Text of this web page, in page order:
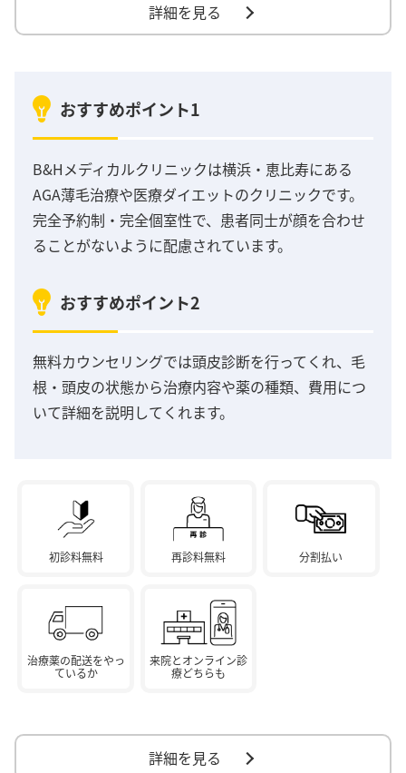
詳細を見る
おすすめポイント1
B&Hメディカルクリニックは横浜・恵比寿にある
AGA薄毛治療や医療ダイエットのクリニックです。
完全予約制・完全個室性で、患者同士が顔を合わせ
ることがないように配慮されています。
おすすめポイント2
無料カウンセリングでは頭皮診断を行ってくれ、毛
根・頭皮の状態から治療内容や薬の種類、費用につ
いて詳細を説明してくれます。
初診料無料 再診料無料 分割払い
治療薬の配送をやっ
ているか
来院とオンライン診
療どちらも
詳細を見る